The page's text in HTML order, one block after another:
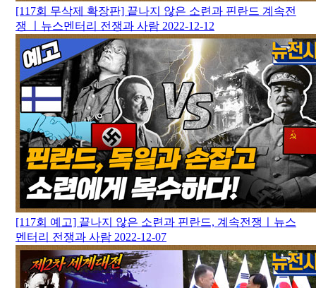
[117회 무삭제 확장판] 끝나지 않은 소련과 핀란드 계속전
쟁 ㅣ뉴스멘터리 전쟁과 사람 2022-12-12
[117회 예고] 끝나지 않은 소련과 핀란드, 계속전쟁ㅣ뉴스
멘터리 전쟁과 사람 2022-12-07